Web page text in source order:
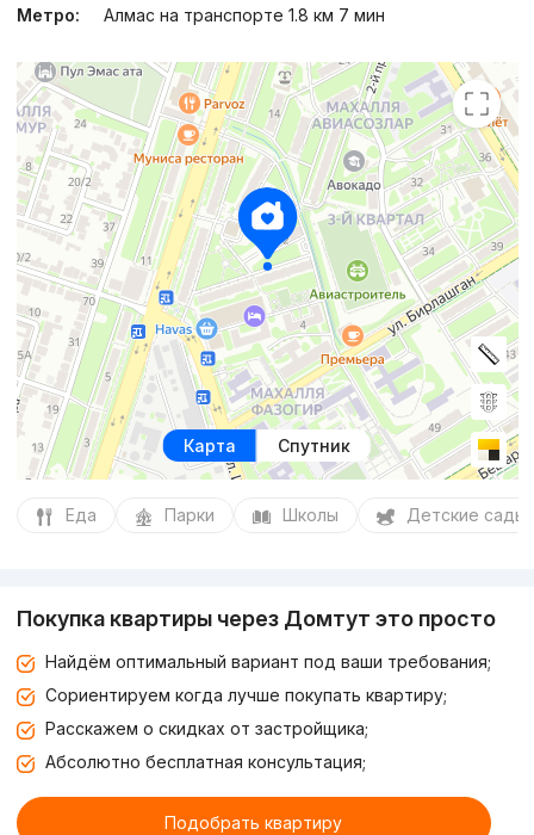
Метро:
Алмас на транспорте 1.8 км 7 мин
Карта Спутник
Еда Парки Школы Детские сады
Покупка квартиры через Домтут это просто
Найдём оптимальный вариант под ваши требования;
Сориентируем когда лучше покупать квартиру;
Расскажем о скидках от застройщика;
Абсолютно бесплатная консультация;
Подобрать квартиру